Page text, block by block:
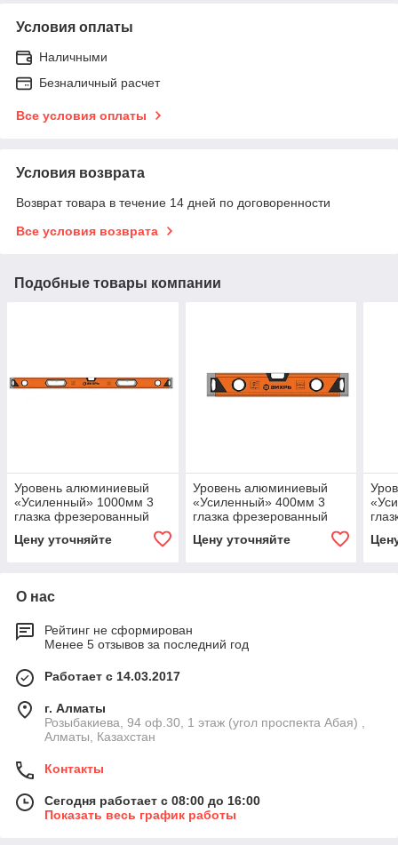
Условия оплаты
Наличными
Безналичный расчет
Все условия оплаты
Условия возврата
Возврат товара в течение 14 дней по договоренности
Все условия возврата
Подобные товары компании
Уровень алюминиевый
«Усиленный» 1000мм 3
глазка фрезерованный
Цену уточняйте
Уровень алюминиевый
«Усиленный» 400мм 3
глазка фрезерованный
Цену уточняйте
О нас
Рейтинг не сформирован
Менее 5 отзывов за последний год
Работает с 14.03.2017
г. Алматы
Розыбакиева, 94 оф.30, 1 этаж (угол проспекта Абая) ,
Алматы, Казахстан
Контакты
Сегодня работает с 08:00 до 16:00
Показать весь график работы